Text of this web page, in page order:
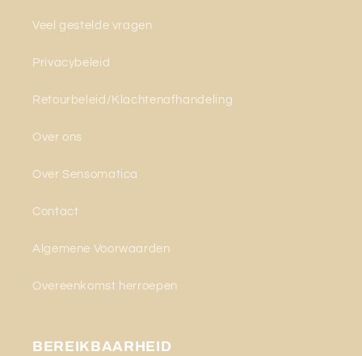
Veel gestelde vragen
Privacybeleid
Retourbeleid/Klachtenafhandeling
Over ons
Over Sensomatica
Contact
Algemene Voorwaarden
Overeenkomst herroepen
BEREIKBAARHEID